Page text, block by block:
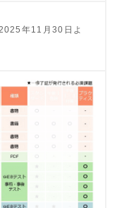
年11月30日よ